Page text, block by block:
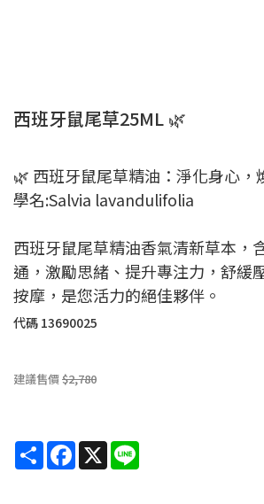
西班牙鼠尾草25ML 🌿
🌿 西班牙鼠尾草精油：淨化身心，
學名:Salvia lavandulifolia
西班牙鼠尾草精油香氣清新草本，
通，激勵思緒、提升專注力，舒緩
按摩，是您活力的絕佳夥伴。
代碼 13690025
建議售價$2,780
Share Facebook
X